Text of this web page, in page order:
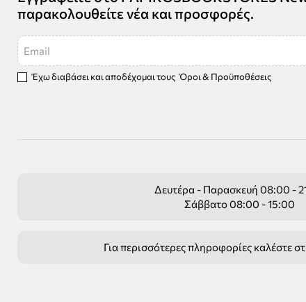
παρακολουθείτε νέα και προσφορές.
Email
Έχω διαβάσει και αποδέχομαι τους Όροι & Προϋποθέσεις
Δευτέρα - Παρασκευή 08:00 -
Σάββατο 08:00 - 15:00
Για περισσότερες πληροφορίες καλέστε